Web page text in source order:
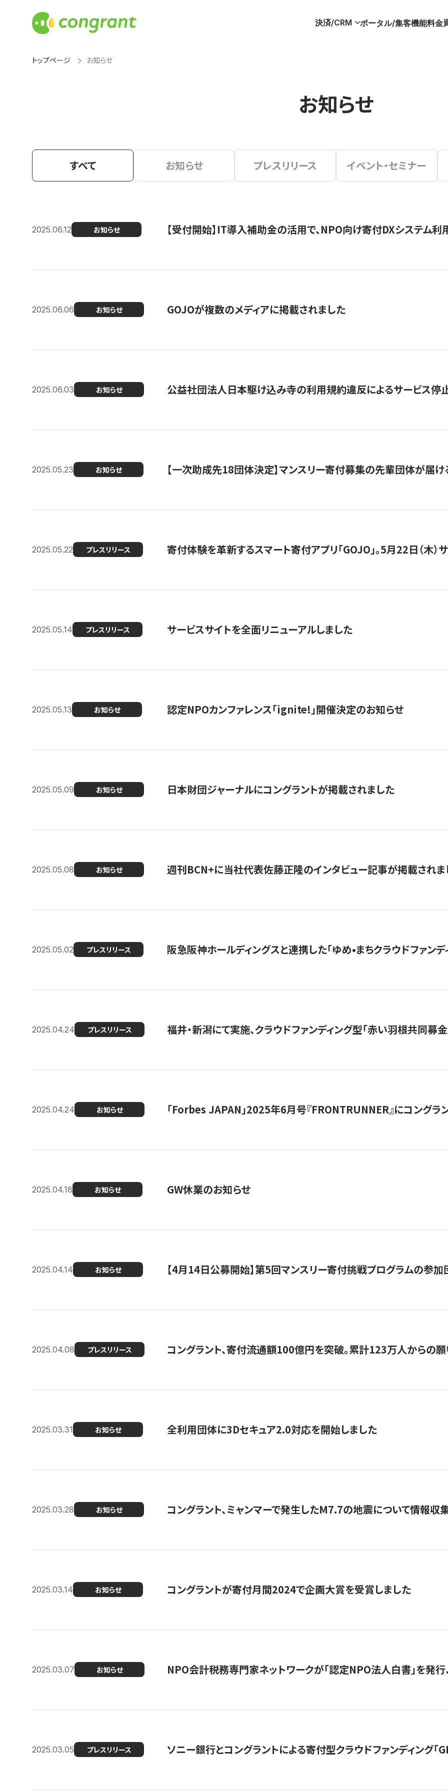
決済/CRM ポータル/集客機能料金
トップページ お知らせ
お知らせ
すべて お知らせ プレスリリース イベント・セミナー
2025.06.12 お知らせ 【受付開始】IT導入補助金の活用で、NPO向け寄付DXシステム
2025.06.06 お知らせ GOJOが複数のメディアに掲載されました
2025.06.03 お知らせ 公益社団法人日本駆け込み寺の利用規約違反によるサービス停
2025.05.23 お知らせ 【一次助成先18団体決定】マンスリー寄付募集の先輩団体が届
2025.05.22 プレスリリース 寄付体験を革新するスマート寄付アプリ「GOJO」。5月22日（木）
2025.05.14 プレスリリース サービスサイトを全面リニューアルしました
2025.05.13 お知らせ 認定NPOカンファレンス「ignite!」開催決定のお知らせ
2025.05.09 お知らせ 日本財団ジャーナルにコングラントが掲載されました
2025.05.08 お知らせ 週刊BCN+に当社代表佐藤正隆のインタビュー記事が掲載されま
2025.05.02 プレスリリース 阪急阪神ホールディングスと連携した「ゆめ•まちクラウドファン
2025.04.24 プレスリリース 福井・新潟にて実施、クラウドファンディング型「赤い羽根共同
2025.04.24 お知らせ 「Forbes JAPAN」2025年6月号『FRONTRUNNER』にコングラ
2025.04.18 お知らせ GW休業のお知らせ
2025.04.14 お知らせ 【4月14日公募開始】第5回マンスリー寄付挑戦プログラムの参
2025.04.08 プレスリリース コングラント、寄付流通額100億円を突破。累計123万人からの
2025.03.31 お知らせ 全利用団体に3Dセキュア2.0対応を開始しました
2025.03.28 お知らせ コングラント、ミャンマーで発生したM7.7の地震について情報収
2025.03.14 お知らせ コングラントが寄付月間2024で企画大賞を受賞しました
2025.03.07 お知らせ NPO会計税務専門家ネットワークが「認定NPO法人白書」を発
2025.03.05 プレスリリース ソニー銀行とコングラントによる寄付型クラウドファンディング